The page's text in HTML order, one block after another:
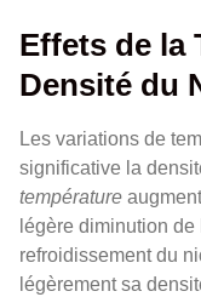
Effets de la
Densité du
Les variations de
significative la
température
légère diminution
refroidissement du
légèrement sa